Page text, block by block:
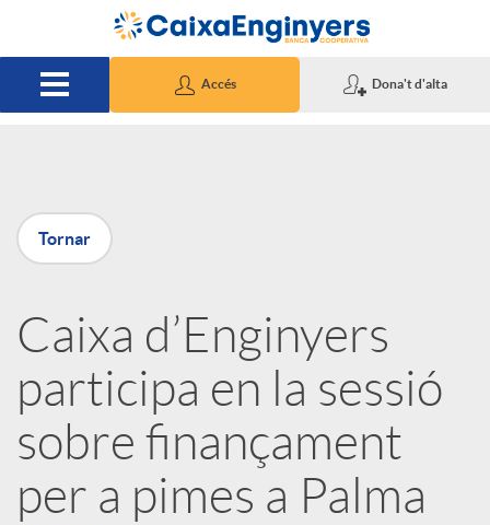
Salta al contingut principal
Accés Dona't d'alta
P
u
b
l
i
Tornar
Caixa d’Enginyers
participa en la sessió
sobre finançament
per a pimes a Palma